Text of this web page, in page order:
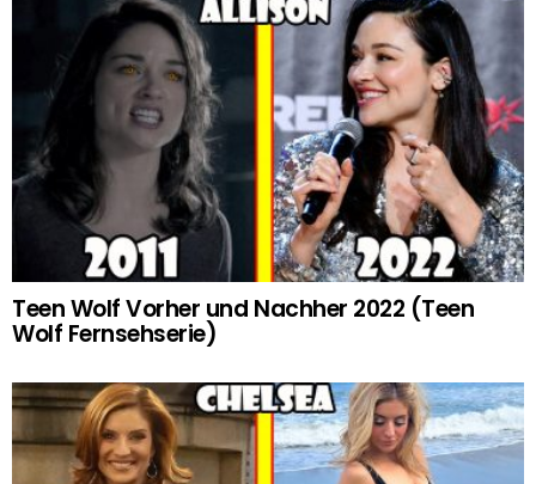
Teen Wolf Vorher und Nachher 2022 (Teen
Wolf Fernsehserie)